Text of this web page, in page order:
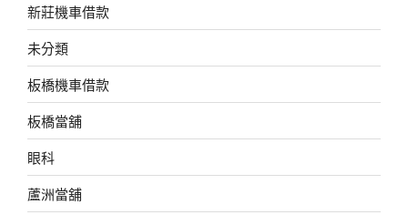
新莊機車借款
未分類
板橋機車借款
板橋當舖
眼科
蘆洲當舖